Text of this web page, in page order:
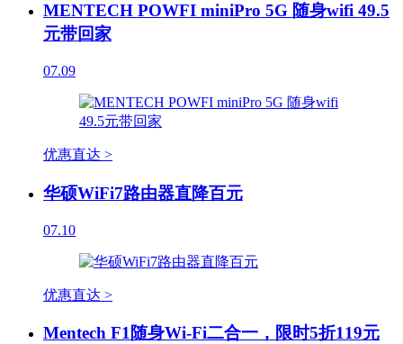
MENTECH POWFI miniPro 5G 随身wifi 49.5
元带回家
07.09
优惠直达 >
华硕WiFi7路由器直降百元
07.10
优惠直达 >
Mentech F1随身Wi-Fi二合一，限时5折119元